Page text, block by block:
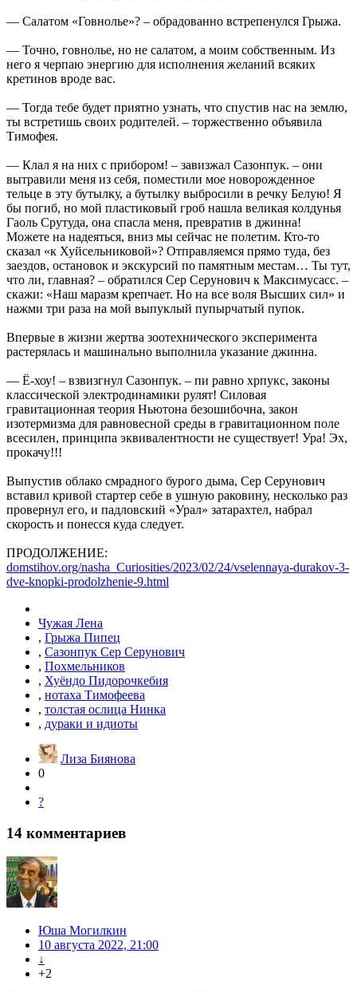
— Салатом «Говнолье»? – обрадованно встрепенулся Грыжа.
— Точно, говнолье, но не салатом, а моим собственным. Из
него я черпаю энергию для исполнения желаний всяких
кретинов вроде вас.
— Тогда тебе будет приятно узнать, что спустив нас на землю,
ты встретишь своих родителей. – торжественно объявила
Тимофея.
— Клал я на них с прибором! – завизжал Сазонпук. – они
вытравили меня из себя, поместили мое новорожденное
тельце в эту бутылку, а бутылку выбросили в речку Белую! Я
бы погиб, но мой пластиковый гроб нашла великая колдунья
Гаоль Срутуда, она спасла меня, превратив в джинна!
Можете на надеяться, вниз мы сейчас не полетим. Кто-то
сказал «к Хуйсельниковой»? Отправляемся прямо туда, без
заездов, остановок и экскурсий по памятным местам… Ты тут,
что ли, главная? – обратился Сер Серунович к Максимусасс. –
скажи: «Наш маразм крепчает. Но на все воля Высших сил» и
нажми три раза на мой выпуклый пупырчатый пупок.
Впервые в жизни жертва зоотехнического эксперимента
растерялась и машинально выполнила указание джинна.
— Ё-хоу! – взвизгнул Сазонпук. – пи равно хрпукс, законы
классической электродинамики рулят! Силовая
гравитационная теория Ньютона безошибочна, закон
изотермизма для равновесной среды в гравитационном поле
всесилен, принципа эквивалентности не существует! Ура! Эх,
прокачу!!!
Выпустив облако смрадного бурого дыма, Сер Серунович
вставил кривой стартер себе в ушную раковину, несколько раз
провернул его, и падловский «Урал» затарахтел, набрал
скорость и понесся куда следует.
ПРОДОЛЖЕНИЕ:
domstihov.org/nasha_Curiosities/2023/02/24/vselennaya-durakov-3-
dve-knopki-prodolzhenie-9.html
Чужая Лена
, Грыжа Пипец
, Сазонпук Сер Серунович
, Похмельников
, Хуёндо Пидорочкебия
, нотаха Тимофеева
, толстая ослица Нинка
, дураки и идиоты
Лиза Биянова
0
?
14 комментариев
Юша Могилкин
10 августа 2022, 21:00
↓
+2